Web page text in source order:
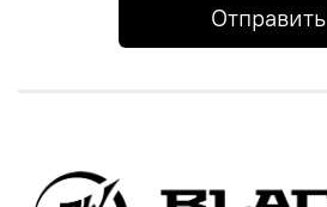
Отправить